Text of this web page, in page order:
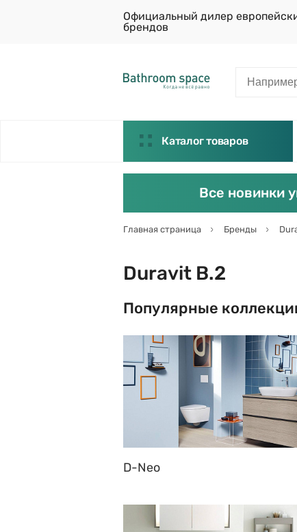
Официальный дилер
брендов
Каталог товаров
Все новинки
Главная страница Бренды
Duravit B.2
Популярные
D-Neo